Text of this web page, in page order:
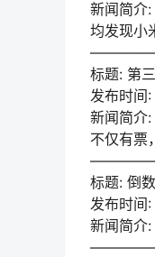
新闻简介
均发现小
标题: 第
发布时
新闻简介
不仅有票
标题: 倒
发布时
新闻简介